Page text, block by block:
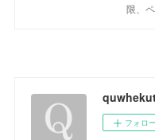
限、
フォロー